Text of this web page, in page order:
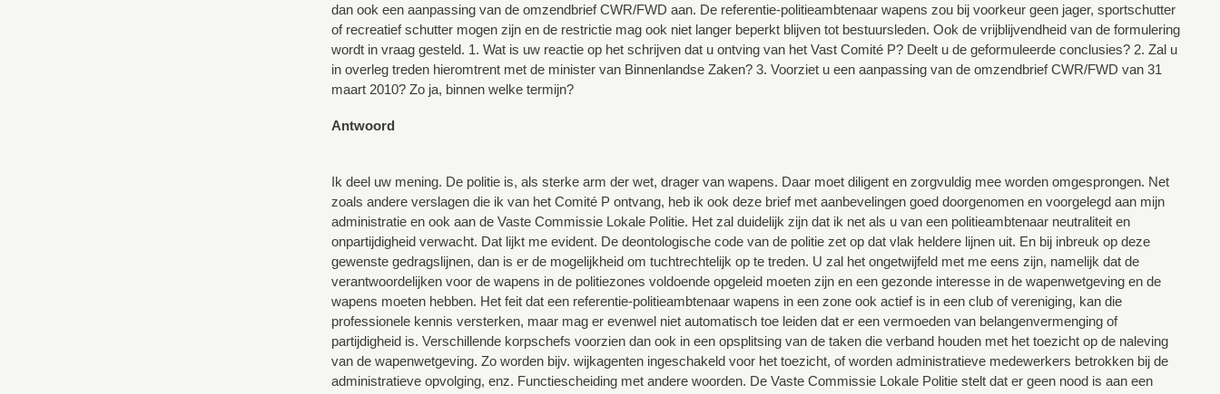
dan ook een aanpassing van de omzendbrief CWR/FWD aan. De referentie-politieambtenaar wapens zou bij voorkeur geen jager, sportschutter
of recreatief schutter mogen zijn en de restrictie mag ook niet langer beperkt blijven tot bestuursleden. Ook de vrijblijvendheid van de formulering
wordt in vraag gesteld. 1. Wat is uw reactie op het schrijven dat u ontving van het Vast Comité P? Deelt u de geformuleerde conclusies? 2. Zal u
in overleg treden hieromtrent met de minister van Binnenlandse Zaken? 3. Voorziet u een aanpassing van de omzendbrief CWR/FWD van 31
maart 2010? Zo ja, binnen welke termijn?
Antwoord
Ik deel uw mening. De politie is, als sterke arm der wet, drager van wapens. Daar moet diligent en zorgvuldig mee worden omgesprongen. Net
zoals andere verslagen die ik van het Comité P ontvang, heb ik ook deze brief met aanbevelingen goed doorgenomen en voorgelegd aan mijn
administratie en ook aan de Vaste Commissie Lokale Politie. Het zal duidelijk zijn dat ik net als u van een politieambtenaar neutraliteit en
onpartijdigheid verwacht. Dat lijkt me evident. De deontologische code van de politie zet op dat vlak heldere lijnen uit. En bij inbreuk op deze
gewenste gedragslijnen, dan is er de mogelijkheid om tuchtrechtelijk op te treden. U zal het ongetwijfeld met me eens zijn, namelijk dat de
verantwoordelijken voor de wapens in de politiezones voldoende opgeleid moeten zijn en een gezonde interesse in de wapenwetgeving en de
wapens moeten hebben. Het feit dat een referentie-politieambtenaar wapens in een zone ook actief is in een club of vereniging, kan die
professionele kennis versterken, maar mag er evenwel niet automatisch toe leiden dat er een vermoeden van belangenvermenging of
partijdigheid is. Verschillende korpschefs voorzien dan ook in een opsplitsing van de taken die verband houden met het toezicht op de naleving
van de wapenwetgeving. Zo worden bijv. wijkagenten ingeschakeld voor het toezicht, of worden administratieve medewerkers betrokken bij de
administratieve opvolging, enz. Functiescheiding met andere woorden. De Vaste Commissie Lokale Politie stelt dat er geen nood is aan een